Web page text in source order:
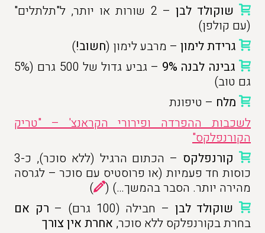
שוקולד לבן
– 2 שורות או יותר, ל"תלתלים"
(עם קולפן)
גרידת לימון – מרבע לימון (חשוב!)
גבינה לבנה 9%
– גביע גדול של 500 גרם (5%
גם טוב)
מלח – טיפונת
לשכבות ההפרדה ופירורי הקראנצ' – "טריק
הקורנפלקס"
קורנפלקס
– הכתום הרגיל (ללא סוכר), כ-3
כוסות חד פעמיות (או פרוסטיס עם סוכר – לגרסה
מהירה יותר. הסבר בהמשך…) (
)
שוקולד לבן – חבילה (100 גרם) –
רק אם
בחרת בקורנפלקס ללא סוכר, אחרת אין צורך